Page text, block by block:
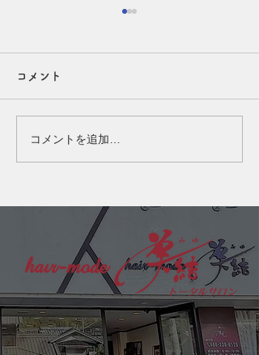
でも乾燥しています！
(^^) 夏は汗や皮脂が気になる
季節ですが、実はエアコンの
につながることも…。 「ベ
タつくから乾燥していない」
と思われがちですが、実は乾
燥を補おうとして皮脂が増え
ている場合もあります。 こ
の季節は、頭皮を清潔に保ち
つつ、必要なうるおいは残す
ケアが大切です◎ 夏の頭皮
コメント
コメントを追加…